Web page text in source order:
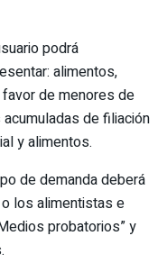
podrá
alimentos,
de menores de
de filiación
y alimentos.
de demanda deberá
los alimentistas e
probatorios” y